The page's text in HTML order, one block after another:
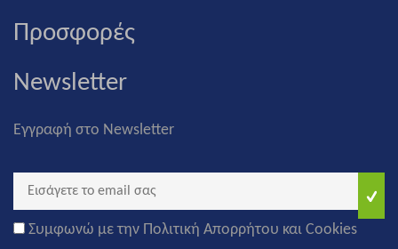
Προσφορές
Newsletter
Εγγραφή στο Newsletter
Συμφωνώ με την Πολιτική Απορρήτου και Cookies